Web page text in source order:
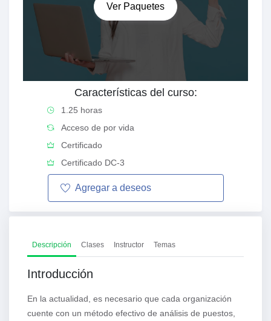
Ver Paquetes
Características del curso:
1.25 horas
Acceso de por vida
Certificado
Certificado DC-3
Agregar a deseos
Descripción Clases Instructor Temas
Introducción
En la actualidad, es necesario que cada organización
cuente con un método efectivo de análisis de puestos,